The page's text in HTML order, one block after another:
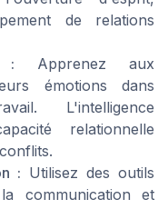
de relations
: Apprenez aux
émotions dans
L'intelligence
relationnelle
: Utilisez des outils
communication et